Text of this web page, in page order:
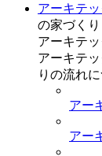
アーキテ
の家づくり
アーキテ
アーキテ
りの流れ
アー
アー